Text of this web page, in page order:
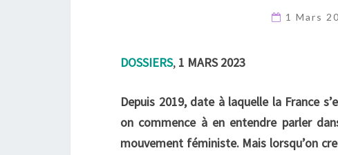
1 Mars
DOSSIERS, 1 MARS 2023
Depuis 2019, date à laquelle la France
on commence à en entendre parler
mouvement féministe. Mais lorsqu’on